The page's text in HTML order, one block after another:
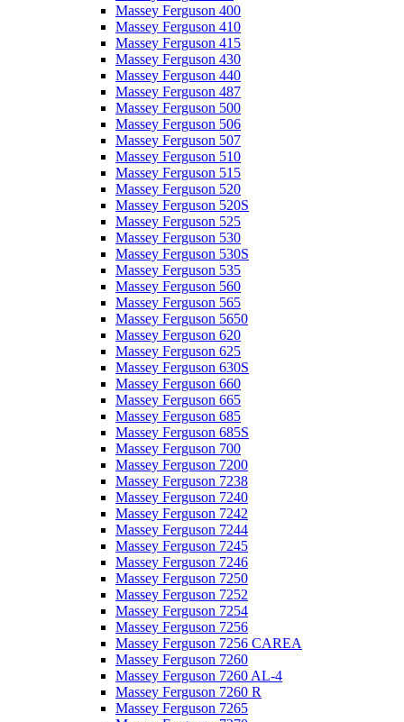
Massey Ferguson 400
Massey Ferguson 410
Massey Ferguson 415
Massey Ferguson 430
Massey Ferguson 440
Massey Ferguson 487
Massey Ferguson 500
Massey Ferguson 506
Massey Ferguson 507
Massey Ferguson 510
Massey Ferguson 515
Massey Ferguson 520
Massey Ferguson 520S
Massey Ferguson 525
Massey Ferguson 530
Massey Ferguson 530S
Massey Ferguson 535
Massey Ferguson 560
Massey Ferguson 565
Massey Ferguson 5650
Massey Ferguson 620
Massey Ferguson 625
Massey Ferguson 630S
Massey Ferguson 660
Massey Ferguson 665
Massey Ferguson 685
Massey Ferguson 685S
Massey Ferguson 700
Massey Ferguson 7200
Massey Ferguson 7238
Massey Ferguson 7240
Massey Ferguson 7242
Massey Ferguson 7244
Massey Ferguson 7245
Massey Ferguson 7246
Massey Ferguson 7250
Massey Ferguson 7252
Massey Ferguson 7254
Massey Ferguson 7256
Massey Ferguson 7256 CAREA
Massey Ferguson 7260
Massey Ferguson 7260 AL-4
Massey Ferguson 7260 R
Massey Ferguson 7265